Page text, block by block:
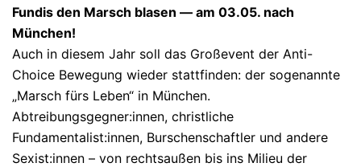
Fundis den Marsch blasen — am 03.05. nach
München!
Auch in diesem Jahr soll das Großevent der Anti-
Choice Bewegung wieder stattfinden: der sogenannte
„Marsch fürs Leben“ in München.
Abtreibungsgegner:innen, christliche
Fundamentalist:innen, Burschenschaftler und andere
Sexist:innen – von rechtsaußen bis ins Milieu der